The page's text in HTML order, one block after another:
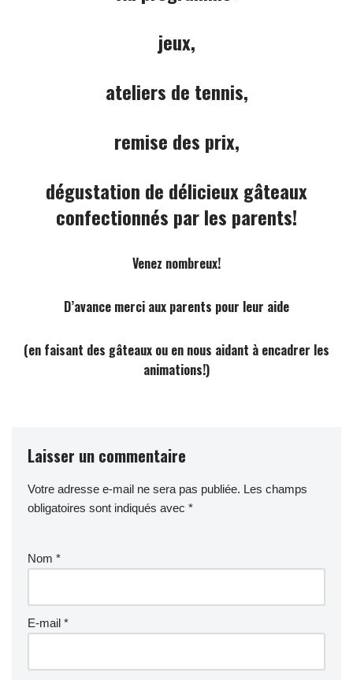
jeux,
ateliers de tennis,
remise des prix,
dégustation de délicieux gâteaux
confectionnés par les parents!
Venez nombreux!
D’avance merci aux parents pour leur aide
(en faisant des gâteaux ou en nous aidant à encadrer les
animations!)
Laisser un commentaire
Votre adresse e-mail ne sera pas publiée. Les champs
obligatoires sont indiqués avec *
Nom *
E-mail *